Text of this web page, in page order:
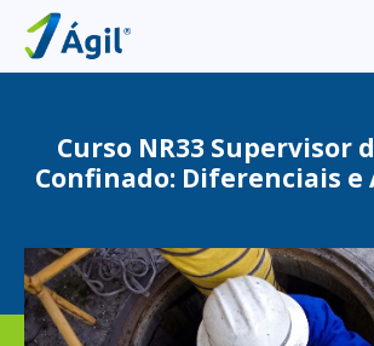
Curso NR33 Supervisor
Confinado: Diferenciais e